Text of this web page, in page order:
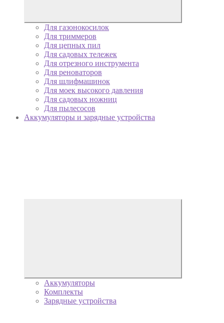
Для газонокосилок
Для триммеров
Для цепных пил
Для садовых тележек
Для отрезного инструмента
Для реноваторов
Для шлифмашинок
Для моек высокого давления
Для садовых ножниц
Для пылесосов
Аккумуляторы и зарядные устройства
Аккумуляторы
Комплекты
Зарядные устройства